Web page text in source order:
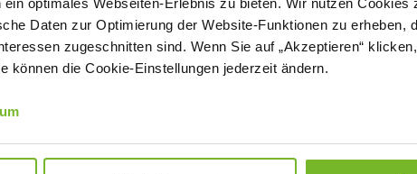
optimales Webseiten-Erlebnis zu bieten. Wir nutzen Cookies
Daten zur Optimierung der Website-Funktionen zu erheben,
zugeschnitten sind. Wenn Sie auf „Akzeptieren“
können die Cookie-Einstellungen jederzeit ändern.
begründet Patrick
für Vertrieb und Marketing,
ausschließlich durch
unseren Beitrag – sowohl